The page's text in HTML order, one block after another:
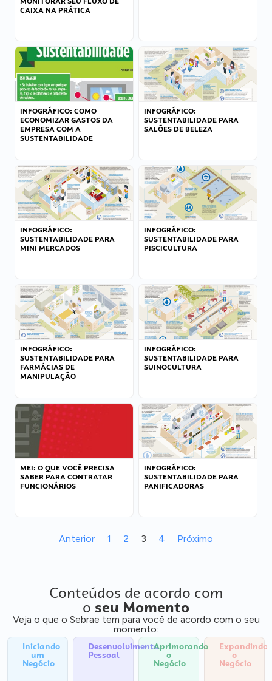
CAIXA NA PRÁTICA
INFOGRÁFICO: COMO
ECONOMIZAR GASTOS DA
EMPRESA COM A
SUSTENTABILIDADE
INFOGRÁFICO:
SUSTENTABILIDADE PARA
SALÕES DE BELEZA
INFOGRÁFICO:
SUSTENTABILIDADE PARA
MINI MERCADOS
INFOGRÁFICO:
SUSTENTABILIDADE PARA
PISCICULTURA
INFOGRÁFICO:
SUSTENTABILIDADE PARA
FARMÁCIAS DE
MANIPULAÇÃO
INFOGRÁFICO:
SUSTENTABILIDADE PARA
SUINOCULTURA
MEI: O QUE VOCÊ PRECISA
SABER PARA CONTRATAR
FUNCIONÁRIOS
INFOGRÁFICO:
SUSTENTABILIDADE PARA
PANIFICADORAS
Anterior 1 2 3 4 Próximo
Conteúdos de acordo com
o seu Momento
Veja o que o Sebrae tem para você de acordo com o seu
momento:
Iniciando
um
Negócio
Desenvolvimento
Pessoal
Aprimorando
o
Negócio
Expandindo
o
Negócio